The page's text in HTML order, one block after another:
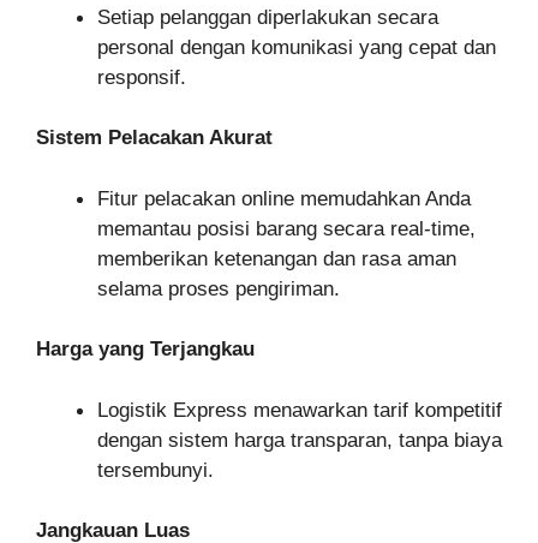
Setiap pelanggan diperlakukan secara
personal dengan komunikasi yang cepat dan
responsif.
Sistem Pelacakan Akurat
Fitur pelacakan online memudahkan Anda
memantau posisi barang secara real-time,
memberikan ketenangan dan rasa aman
selama proses pengiriman.
Harga yang Terjangkau
Logistik Express menawarkan tarif kompetitif
dengan sistem harga transparan, tanpa biaya
tersembunyi.
Jangkauan Luas